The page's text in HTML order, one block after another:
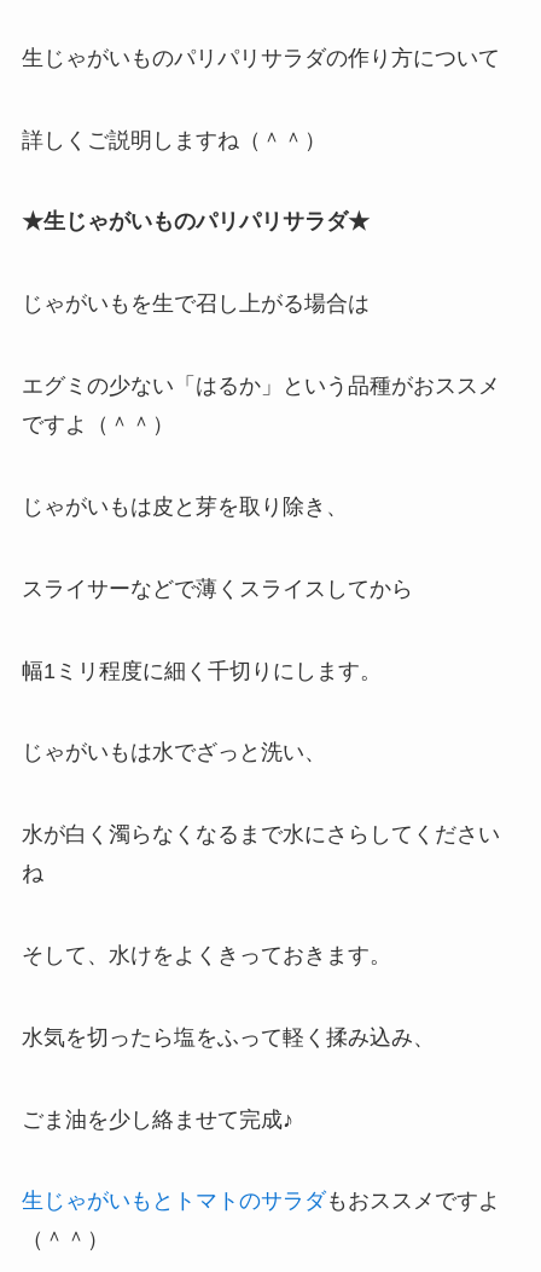
生じゃがいものパリパリサラダの作り方について
詳しくご説明しますね（＾＾）
★生じゃがいものパリパリサラダ★
じゃがいもを生で召し上がる場合は
エグミの少ない「はるか」という品種がおススメ
ですよ（＾＾）
じゃがいもは皮と芽を取り除き、
スライサーなどで薄くスライスしてから
幅1ミリ程度に細く千切りにします。
じゃがいもは水でざっと洗い、
水が白く濁らなくなるまで水にさらしてください
ね
そして、水けをよくきっておきます。
水気を切ったら塩をふって軽く揉み込み、
ごま油を少し絡ませて完成♪
生じゃがいもとトマトのサラダもおススメですよ
（＾＾）